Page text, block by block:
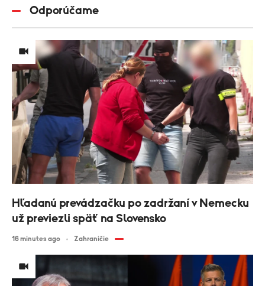
Odporúčame
Hľadanú prevádzačku po zadržaní v Nemecku
už previezli späť na Slovensko
16 minutes ago Zahraničie